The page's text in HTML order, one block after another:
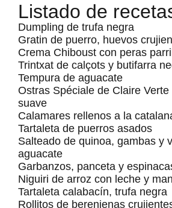
Listado de
Dumpling de trufa negra
Gratin de puerro, huevos
Crema Chiboust con peras
Trintxat de calçots y butifarra
Tempura de aguacate
Ostras Spéciale de Claire
suave
Calamares rellenos a la
Tartaleta de puerros asados
Salteado de quinoa, gambas y
aguacate
Garbanzos, panceta y
Niguiri de arroz con leche y
Tartaleta calabacín, trufa negra
Rollitos de berenjenas